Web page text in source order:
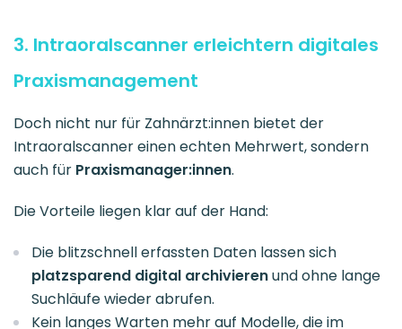
3. Intraoralscanner erleichtern digitales
Praxismanagement
Doch nicht nur für Zahnärzt:innen bietet der
Intraoralscanner einen echten Mehrwert, sondern
auch für Praxismanager:innen.
Die Vorteile liegen klar auf der Hand:
Die blitzschnell erfassten Daten lassen sich
platzsparend digital archivierenund ohne lange
Suchläufe wieder abrufen.
Kein langes Warten mehr auf Modelle, die im